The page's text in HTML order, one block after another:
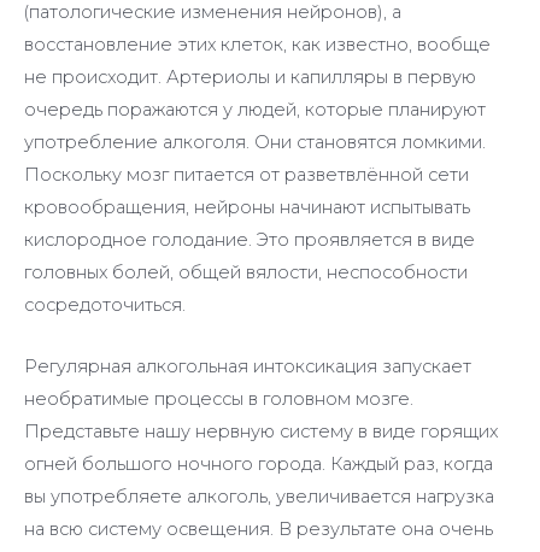
(патологические изменения нейронов), а
восстановление этих клеток, как известно, вообще
не происходит. Артериолы и капилляры в первую
очередь поражаются у людей, которые планируют
употребление алкоголя. Они становятся ломкими.
Поскольку мозг питается от разветвлённой сети
кровообращения, нейроны начинают испытывать
кислородное голодание. Это проявляется в виде
головных болей, общей вялости, неспособности
сосредоточиться.
Регулярная алкогольная интоксикация запускает
необратимые процессы в головном мозге.
Представьте нашу нервную систему в виде горящих
огней большого ночного города. Каждый раз, когда
вы употребляете алкоголь, увеличивается нагрузка
на всю систему освещения. В результате она очень